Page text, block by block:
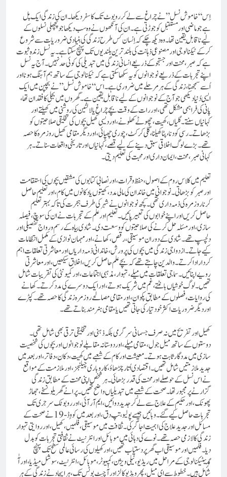
اِس “خاموش نسل” نے چراغ سے لے کر روبوٹ تک کا سفر دیکھا۔ ان کی زندگی ایک پل
ہے جو ماضی اور مستقبل کو جوڑتی ہے۔ ان کی آنکھوں نے وہ سب دیکھا جو پچھلی نسلوں کے
لیے ناقابلِ یقین تھا۔ وہ دیکھ چکے کہ اِنسان کس طرح زندگی کی بنیادی ضروریات سے شروع
کر کے ٹیکنالوجی اور مصنوعی ذہانت کی بلند ترین بلندیوں تک پہنچ سکتا ہے۔ یہ نسل زندہ ثبوت
ہے کہ صبر، محنت اور جستجو کے ذریعے انسانی زندگی میں تبدیلی کی کوئی حد نہیں۔ آج یہ نسل
اپنے تجربات کے ذریعے نوجوانوں کو یہ سکھا سکتی ہے کہ ٹیکنالوجی کے ساتھ ہم آہنگ ہونا اور
اُسے سمجھنا، زندگی کے ہر مرحلے میں ضروری ہے۔اس “خاموش نسل” نے بچپن میں ایک
ایسی دُنیا دیکھی جو آج کے نوجوانوں کے لیے ناقابلِ یقین ہے۔ گھروں میں بجلی کا فقدان تھا،
پانی کی فراہمی مشکل تھی، اور رات کے وقت بچے چراغ یا لالٹین کی روشنی میں کھیلتے اور
کہانیاں سنتے۔ گلیاں، کھیت، چھوٹے کھلونے، اور دیسی کھیل بچوں کی تخلیقی صلاحیتوں کو
بڑھاتے۔ رسی کودنا، پٹا کھیلنا، گلی کرکٹ، چوری چھپائی، اور دیگر مقامی کھیل روزمرہ کا حصہ
تھے۔ بڑے لوگ اخلاقی سبق دینے کے لیے قصے، کہانیاں اور تاریخی واقعات سناتے۔ ہر
کہانی صبر، محنت، ایمان داری اور محبت کی تعلیم دیتی۔
تعلیم میں کلاس روم کے اصول، حفظ و قرات، اور نصابی کتابوں کی مشقیں بچوں کی استقامت
اور صبر کو بڑھاتی۔ نوجوانی میں خاندان کی مالی مدد، کھیتوں یا دکانوں میں کام، اور تعلیم حاصل
کرنا روزمرہ کی ذمہ داری تھی۔ کچھ نوجوانوں نے شہر کی طرف ہجرت کی تاکہ بہتر تعلیم
حاصل کریں اور اپنے خوابوں کی تعبیر پائیں۔ تعلیم اور علم کے تجربات نے ان کی سوچ، فیصلہ
سازی، اور مسئلہ حل کرنے کی صلاحیتوں کو وسعت دی۔شادی بیاہ کے رسم و رواج تفصیلی اور
دلچسپ تھے۔ شادی کے دوران موسیقی، رقص، کھانے، اور مہمان نوازی کے مکمل انتظامات
کیے جاتے۔ ازدواجی زندگی میں بچوں کی پرورش، خاندانی ذمہ داریاں اور معاشرتی تعلقات اہم
کردار ادا کرتے۔ والدین چاہتے تھے کہ بچے علم حاصل کریں، اخلاق سیکھیں، اور معاشرتی
رویے اپنائیں۔سماجی تعلقات میں میلے، تہوار، مذہبی اجتماعات، اور کمیونٹی کی تقریبات شامل
تھیں۔ لوگ خوشیاں بانٹتے، غم میں شریک ہوتے، اور ایک دوسرے کی مدد کرتے۔ کھانے
کی روایات، فصلوں کے مطابق پکوان، اور مقامی مصالحے روزمرہ زندگی کا حصہ تھے۔ کپڑے
اور دیگر ضروریات اکثر خود تیار کی جاتی تھیں یا مقامی ہنرمند بناتے تھے۔
کھیل اور تفریح میں نہ صرف جسمانی سرگرمی بلکہ ذہنی اور تخلیقی ترقی بھی شامل تھی۔
دوستوں کے ساتھ میل جول، مقامی میلے، اور دوستانہ مقابلے نوجوانوں اور بچوں کی شخصیت
سازی میں مددگار ثابت ہوتے۔معیشت اور کام کے شعبے میں کھیت، دکان، دفاتر، اور بعد میں
جدید ملازمتیں شامل تھیں۔ اقتصادی اُتار چڑھاؤ، کاروباری چیلنجز، اور ملازمت کے مواقع
نے اس نسل کے حوصلے اور محنت کی قدر بڑھائی۔ ہر شخص اپنی محنت کے مطابق زندگی
گزارنے پر مجبور تھا۔صحت کے شعبے میں تبدیلیاں واضح تھیں۔ پرانے گھریلو نسخے، جھاڑ
پھونک، اور حکیم کے علاج سے لے کر جدید دوائیں، ایم آر آئی، اور روبوٹک سرجری تک
تجربات حاصل کیے گئے۔ وبائیں جیسے پولیو، تپ دق، اور بعد میں کووِڈ-19 نے صحت کے
مسائل اور جدید علاج کی اہمیت اجاگر کی۔ثقافت میں موسیقی، فلمیں، کھیل، اور روایتی تہوار
زندگی کا لازمی حصہ تھے۔ نوے کی دہائی میں موبائل اور انٹرنیٹ نے ثقافتی تجربات کو بدل
دیا۔ فلمیں اور موسیقی اب گھر پر دستیاب تھیں، اور کھیلوں کی رسائی عالمی سطح تک پہنچ
گئیٹیکنالوجی کے مراحل میں ریڈیو، ٹیلی ویژن، کمپیوٹر، موبائل، انٹرنیٹ، سوشل میڈیا، اور آٰ
شامل ہیں۔ خطوط سے ای میل، پھر ویڈیو کالز اور آٰ چیٹ بوٹس تک، ہر ایجاد نے زندگی کے ہر